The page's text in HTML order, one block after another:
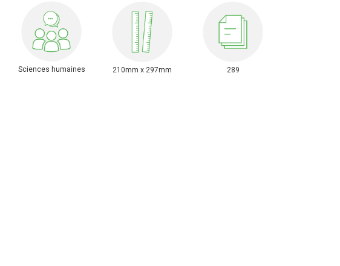
Sciences humaines 210mm x 297mm 289